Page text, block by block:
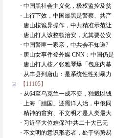
· 中国黑社会主义化，极权监控及贫
· 上行下效，中国最黑是警察、共产
· 唐山桉诡异操作，中共精准示范让
· 唐山打人该整顿治安，尤其要公安
· 中国警匪一家亲，中共会不知道?
· 唐山女事件登外媒 CNN：中国仍是
· 唐山打人桉／张雅琴爆「包庇内幕
· 从丰县到唐山：是系统性性别暴力
【11105】
· 从64至乌克兰一成不变，独裁以钱
· 上海「牆国」还需洋人治，中俄同
· 精神的贫穷、不文明才是人类最大
· 习近平大位难保?中共二十大已无
· 不文明的意识形态者，处于弱势易